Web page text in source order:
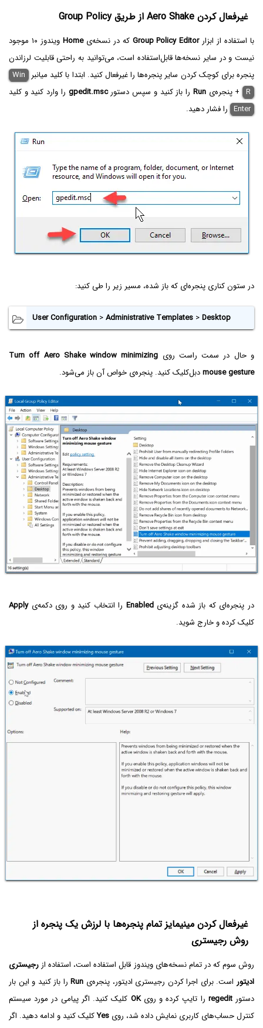
غیرفعال کردن Aero Shake از طریق Group Policy
با استفاده از ابزارGroup Policy Editor که در نسخه‌یHome
ویندوز ۱۰ موجود
نیست و در سایر نسخه‌ها قابل‌استفاده است، می‌توانید به راحتی قابلیت لرزاندن
پنجره برای کوچک کردن سایر پنجره‌ها را غیرفعال کنید. ابتدا با کلید میانبر Win
+ R پنجره‌یRun را باز کنید و سپس دستورgpedit.msc را وارد کنید و کلید
Enter را فشار دهید.
در ستون کناری پنجره‌ای که باز شده، مسیر زیر را طی کنید:
User Configuration >Administrative Templates >Desktop
و حال در سمت راست روی Turn off Aero Shake window minimizing
mouse gestureدبل‌کلیک کنید. پنجره‌ی خواص آن باز می‌شود.
در پنجره‌ای که باز شده گزینه‌یEnabled را انتخاب کنید و روی دکمه‌یApply
کلیک کرده و خارج شوید.
غیرفعال کردن مینیمایز تمام پنجره‌ها با لرزش یک پنجره از
روش رجیستری
روش سوم که در تمام نسخه‌های ویندوز قابل استفاده است، استفاده از رجیستری
ادیتور است. برای اجرا کردن رجیستری ادیتور، پنجره‌ی Runرا باز کنید و این بار
دستورregedit را تایپ کرده و رویOK کلیک کنید. اگر پیامی در مورد سیستم
کنترل حساب‌های کاربری نمایش داده شد، روی Yesکلیک کنید و ادامه دهید. اگر